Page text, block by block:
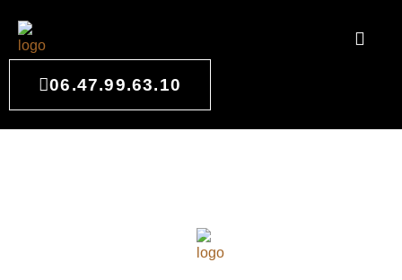
06.47.99.63.10